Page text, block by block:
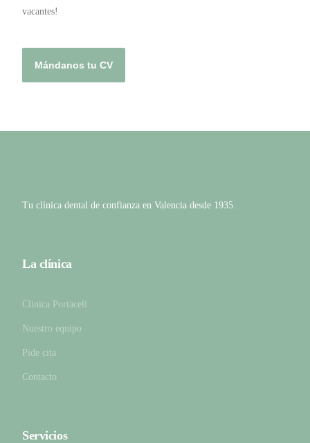
vacantes!
Mándanos tu CV
Tu clínica dental de confianza en Valencia desde 1935.
La clínica
Clinica Portaceli
Nuestro equipo
Pide cita
Contacto
Servicios